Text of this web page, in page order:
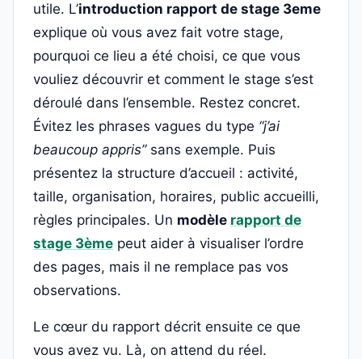
utile. L’introduction rapport de stage 3eme
explique où vous avez fait votre stage,
pourquoi ce lieu a été choisi, ce que vous
vouliez découvrir et comment le stage s’est
déroulé dans l’ensemble. Restez concret.
Évitez les phrases vagues du type “j’ai
beaucoup appris”sans exemple. Puis
présentez la structure d’accueil : activité,
taille, organisation, horaires, public accueilli,
règles principales. Un modèle rapport de
stage 3ème peut aider à visualiser l’ordre
des pages, mais il ne remplace pas vos
observations.
Le cœur du rapport décrit ensuite ce que
vous avez vu. Là, on attend du réel.